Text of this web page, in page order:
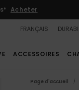
Acheter
FRANÇAIS
ACCESSOIRES
Page d'accueil